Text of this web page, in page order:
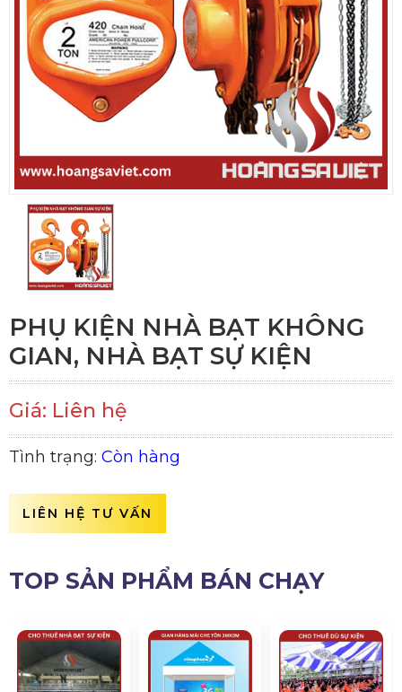
PHỤ KIỆN NHÀ BẠT KHÔNG
GIAN, NHÀ BẠT SỰ KIỆN
Giá: Liên hệ
Tình trạng: Còn hàng
LIÊN HỆ TƯ VẤN
TOP SẢN PHẨM BÁN CHẠY